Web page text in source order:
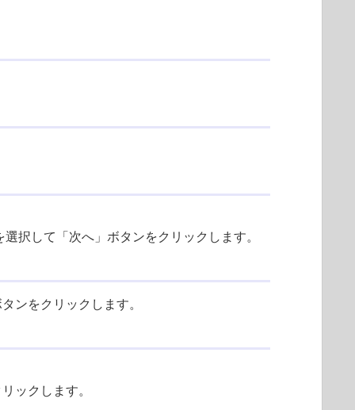
択して「次へ」ボタンをクリックします。
ンをクリックします。
ックします。